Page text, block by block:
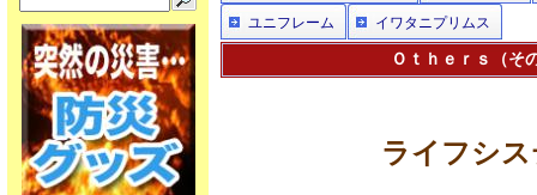
ユニフレーム イワタニプリムス
Ｏｔｈｅｒｓ（そ
ライフシ